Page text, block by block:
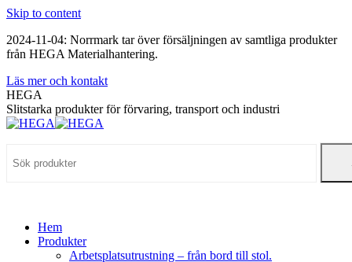
Skip to content
2024-11-04: Norrmark tar över försäljningen av samtliga produkter
från HEGA Materialhantering.
Läs mer och kontakt
HEGA
Slitstarka produkter för förvaring, transport och industri
Hem
Produkter
Arbetsplatsutrustning – från bord till stol.